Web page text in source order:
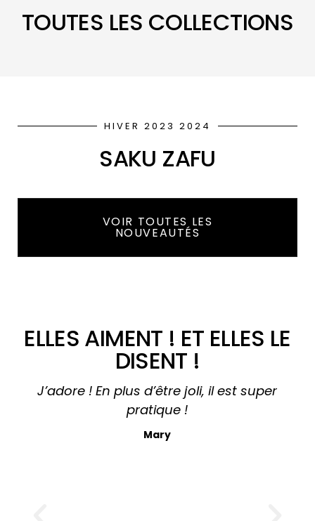
TOUTES LES COLLECTIONS
HIVER 2023 2024
SAKU ZAFU
VOIR TOUTES LES
NOUVEAUTÉS
ELLES AIMENT ! ET ELLES LE
DISENT !
J’adore ! En plus d’être joli, il est super
pratique !
Mary